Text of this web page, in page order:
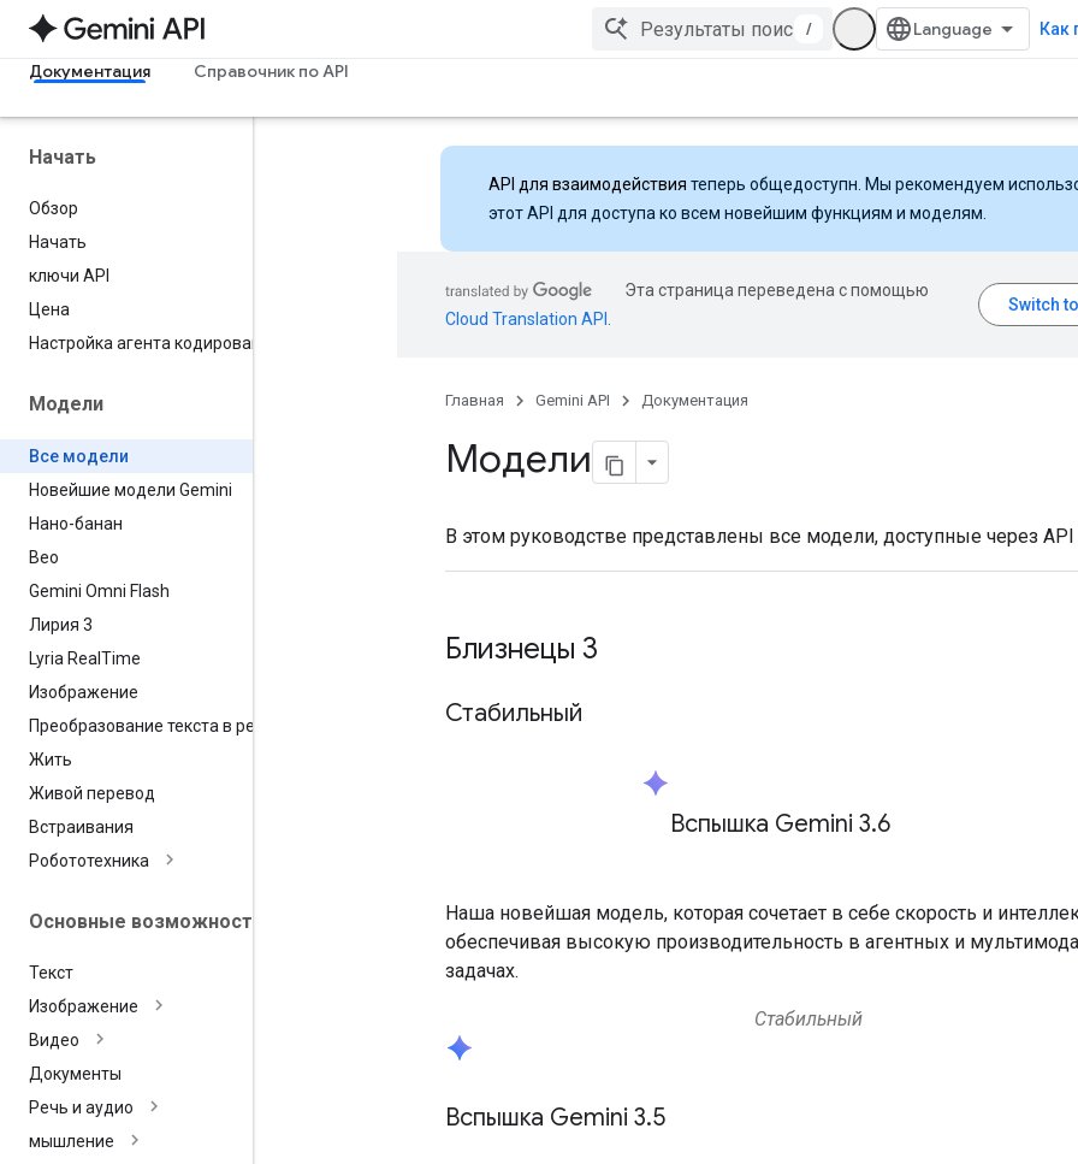
/ Как
Документация Справочник по API
Начать
Обзор
Начать
ключи API
Цена
Настройка агента кодирования
Модели
Все модели
Новейшие модели Gemini
Нано-банан
Вео
Gemini Omni Flash
Лирия 3
Lyria Real Time
Изображение
Преобразование текста в речь
Жить
Живой перевод
Встраивания
Робототехника
Основные возможности
Текст
Изображение
Видео
Документы
Речь и аудио
мышление
API для взаимодействия теперь общедоступн. Мы рекомендуем
этот API для доступа ко всем новейшим функциям и моделям.
Эта страница переведена с помощью
Cloud Translation API
Главная Gemini API Документация
Модели
В этом руководстве представлены все модели, доступные через API
Близнецы 3
Стабильный
spark
Вспышка Gemini 3.6
Наша новейшая модель, которая сочетает в себе скорость и
обеспечивая высокую производительность в агентных и
задачах.
Стабильный
spark
Вспышка Gemini 3.5